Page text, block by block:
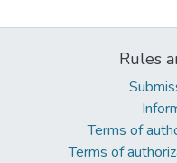
Rules
Terms of
Terms of